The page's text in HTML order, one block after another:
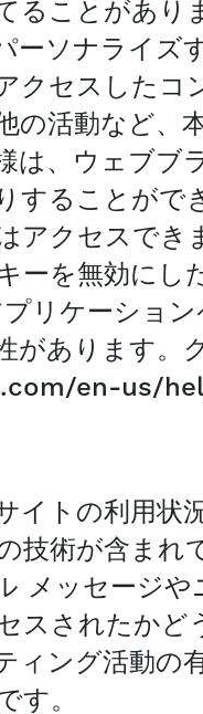
ることがあり
ーソナライ
クセスした
の活動など、
は、ウェブブ
することがで
アクセスで
ーを無効にし
リケーショ
あります。
en-us/
イトの利用状
技術が含ま
メッセージ
スされたか
ィング活動の
す。